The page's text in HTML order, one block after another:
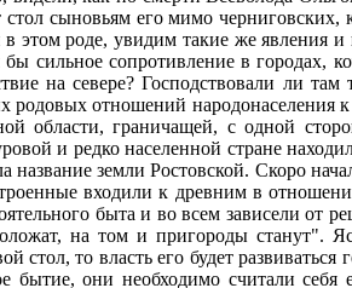
сыновьям его мимо
роде, увидим такие же явления
сильное сопротивление в
на севере? Господствовали ли
родовых отношений
области, граничащей, с одной
и редко населенной стране
название земли Ростовской. Скоро
входили к древним в
быта и во всем зависели от
на том и пригороды
то власть его будет
они необходимо считали себя